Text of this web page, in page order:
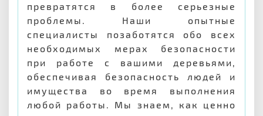
превратятся в более серьезные
проблемы. Наши опытные
специалисты позаботятся обо всех
необходимых мерах безопасности
при работе с вашими деревьями,
обеспечивая безопасность людей и
имущества во время выполнения
любой работы. Мы знаем, как ценно